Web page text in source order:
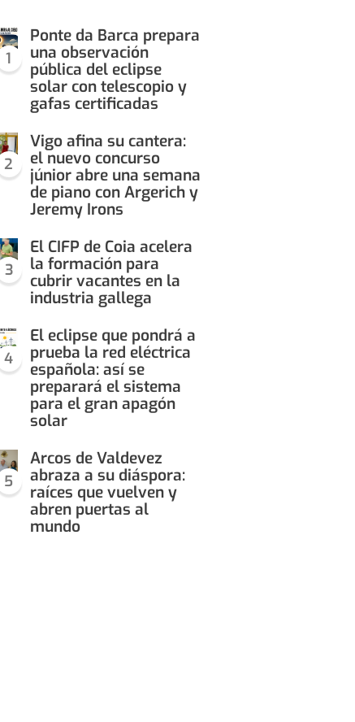
1
Ponte da Barca prepara
una observación
pública del eclipse
solar con telescopio y
gafas certificadas
2
Vigo afina su cantera:
el nuevo concurso
júnior abre una semana
de piano con Argerich y
Jeremy Irons
3
El CIFP de Coia acelera
la formación para
cubrir vacantes en la
industria gallega
4
El eclipse que pondrá a
prueba la red eléctrica
española: así se
preparará el sistema
para el gran apagón
solar
5
Arcos de Valdevez
abraza a su diáspora:
raíces que vuelven y
abren puertas al
mundo